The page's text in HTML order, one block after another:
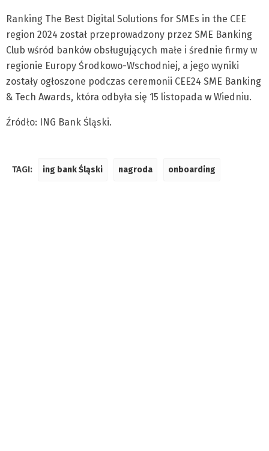
Ranking The Best Digital Solutions for SMEs in the CEE
region 2024 został przeprowadzony przez SME Banking
Club wśród banków obsługujących małe i średnie firmy w
regionie Europy Środkowo-Wschodniej, a jego wyniki
zostały ogłoszone podczas ceremonii CEE24 SME Banking
& Tech Awards, która odbyła się 15 listopada w Wiedniu.
Źródło: ING Bank Śląski.
TAGI: ing bank Śląski nagroda onboarding